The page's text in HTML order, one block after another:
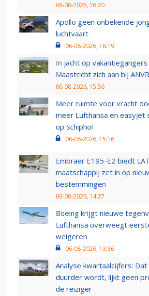
06-08-2026, 16:20
Apollo geen onbekende
luchtvaart
06-08-2026, 16:19
In jacht op
Maastricht zich aan bij ANVR
06-08-2026, 15:56
Meer ruimte voor vracht
meer Lufthansa en easyJet
op Schiphol
06-08-2026, 15:16
Embraer E195-E2 biedt
maatschappij zet in op
bestemmingen
06-08-2026, 14:27
Boeing krijgt nieuwe
Lufthansa overweegt
weigeren
06-08-2026, 13:36
Analyse kwartaalcijfers: Dat
duurder wordt, lijkt geen
de reiziger